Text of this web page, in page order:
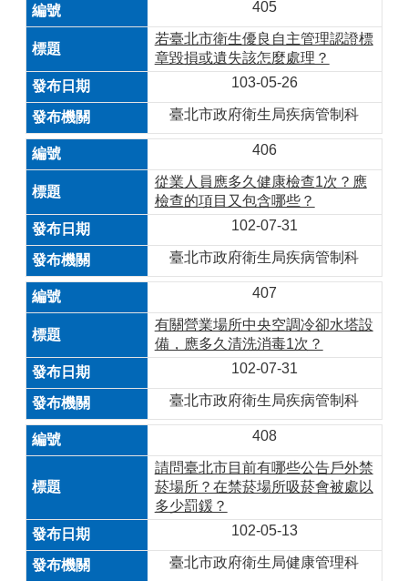
405
若臺北市衛生優良自主管理認證標
章毀損或遺失該怎麼處理？
103-05-26
臺北市政府衛生局疾病管制科
406
從業人員應多久健康檢查1次？應
檢查的項目又包含哪些？
102-07-31
臺北市政府衛生局疾病管制科
407
有關營業場所中央空調冷卻水塔設
備，應多久清洗消毒1次？
102-07-31
臺北市政府衛生局疾病管制科
408
請問臺北市目前有哪些公告戶外禁
菸場所？在禁菸場所吸菸會被處以
多少罰鍰？
102-05-13
臺北市政府衛生局健康管理科